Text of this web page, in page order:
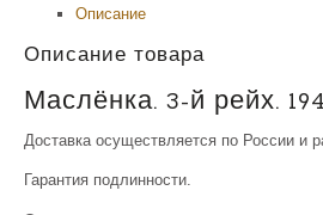
УБ.
Описание
Описание товара
Маслёнка. 3-й рейх.
Доставка осуществляется по России и
Гарантия подлинности.